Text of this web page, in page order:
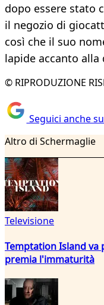
dopo essere stato
il negozio di
così che il suo
lapide accanto alla
© RIPRODUZIONE
Seguici anche
Altro di Schermaglie
Televisione
Temptation Island va
premia l'immaturità